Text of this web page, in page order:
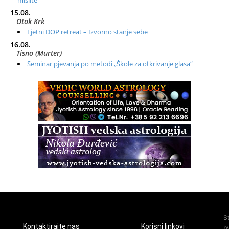
15.08.
Otok Krk
Ljetni DOP retreat – Izvorno stanje sebe
16.08.
Tisno (Murter)
Seminar pjevanja po metodi „Škole za otkrivanje glasa“
Radionica: Pomagači iz drugih dimenzija Online – otvoreno za
Zagreb+Online
Osnovni ThetaHealing® tečaj, Zagreb i Online
Access BARS®, otpusti stres
Kontaktirajte nas Korisni linkovi